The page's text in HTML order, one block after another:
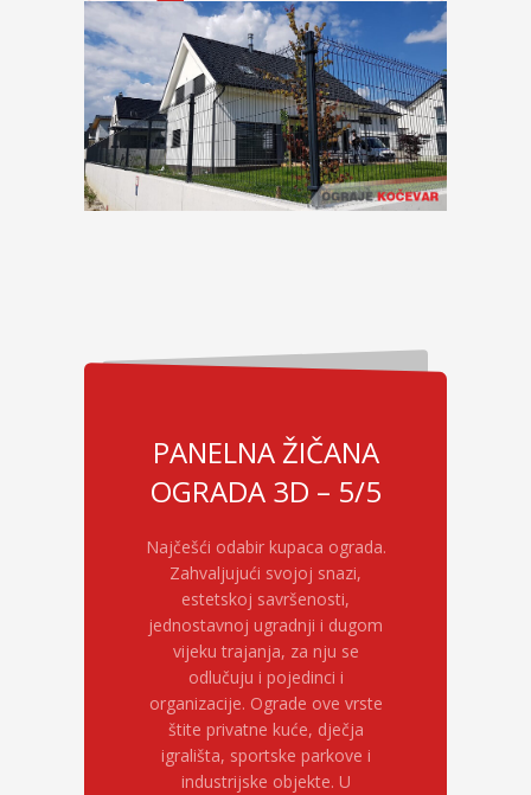
PANELNA ŽIČANA
OGRADA 3D – 5/5
Najčešći odabir kupaca ograda.
Zahvaljujući svojoj snazi,
estetskoj savršenosti,
jednostavnoj ugradnji i dugom
vijeku trajanja, za nju se
odlučuju i pojedinci i
organizacije. Ograde ove vrste
štite privatne kuće, dječja
igrališta, sportske parkove i
industrijske objekte. U